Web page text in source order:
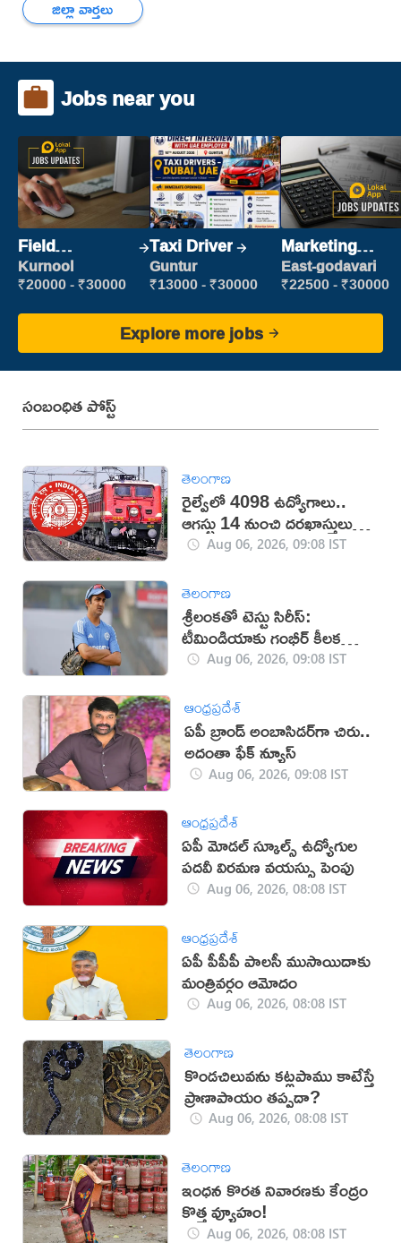
జిల్లా వార్తలు
Jobs near you
Field
Marketing
Executive
Kurnool
₹20000 - ₹30000
Taxi Driver
Guntur
₹13000 - ₹30000
Marketing
Executive
East-godavari
₹22500 - ₹30000
Explore more jobs
సంబంధిత పోస్ట్
తెలంగాణ
రైల్వేలో 4098 ఉద్యోగాలు..
ఆగస్టు 14 నుంచి దరఖాస్తులు
స్టార్ట్Aug 06, 2026, 09:08 IST
తెలంగాణ
శ్రీలంకతో టెస్టు సిరీస్:
టీమిండియాకు గంభీర్ కీలక
సూచనలు
Aug 06, 2026, 09:08 IST
ఆంధ్రప్రదేశ్
ఏపీ బ్రాండ్‌ అంబాసిడర్‌గా చిరు..
అదంతా ఫేక్‌ న్యూస్‌
Aug 06, 2026, 09:08 IST
ఆంధ్రప్రదేశ్
ఏపీ మోడల్ స్కూల్స్ ఉద్యోగుల
పదవీ విరమణ వయస్సు పెంపు
Aug 06, 2026, 08:08 IST
ఆంధ్రప్రదేశ్
ఏపీ పీపీపీ పాలసీ ముసాయిదాకు
మంత్రివర్గం ఆమోదం
Aug 06, 2026, 08:08 IST
తెలంగాణ
కొండచిలువను కట్లపాము కాటేస్తే
ప్రాణాపాయం తప్పదా?
Aug 06, 2026, 08:08 IST
తెలంగాణ
ఇంధన కొరత నివారణకు కేంద్రం
కొత్త వ్యూహం!
Aug 06, 2026, 08:08 IST